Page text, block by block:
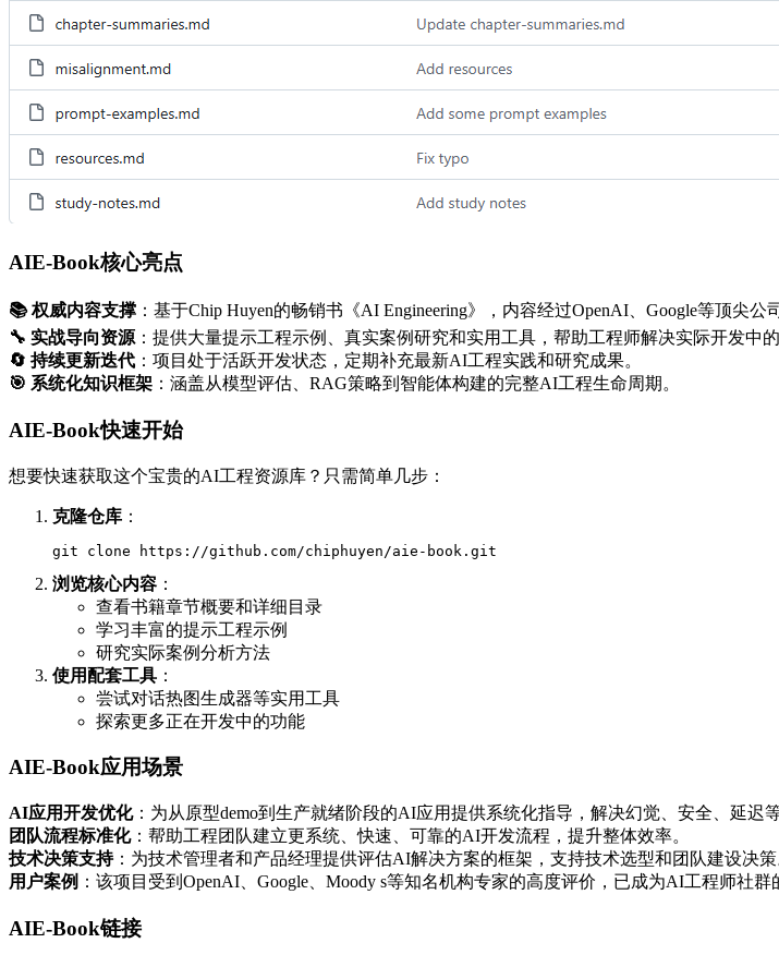
AIE-Book核心亮点
📚 权威内容支撑 ：基于Chip Huyen的畅销书《AI Engineering》，内容经过OpenAI、Google等顶尖公
🔧 实战导向资源 ：提供大量提示工程示例、真实案例研究和实用工具，帮助工程师解决实际开发中的
🔄 持续更新迭代 ：项目处于活跃开发状态，定期补充最新AI工程实践和研究成果。
🎯 系统化知识框架 ：涵盖从模型评估、RAG策略到智能体构建的完整AI工程生命周期。
AIE-Book快速开始
想要快速获取这个宝贵的AI工程资源库？只需简单几步：
克隆仓库 ：
git clone https://github.com/chiphuyen/aie-book.git
浏览核心内容 ：
查看书籍章节概要和详细目录
学习丰富的提示工程示例
研究实际案例分析方法
使用配套工具 ：
尝试对话热图生成器等实用工具
探索更多正在开发中的功能
AIE-Book应用场景
AI应用开发优化：为从原型demo到生产就绪阶段的AI应用提供系统化指导，解决幻觉、安全、延迟
团队流程标准化：帮助工程团队建立更系统、快速、可靠的AI开发流程，提升整体效率。
技术决策支持：为技术管理者和产品经理提供评估AI解决方案的框架，支持技术选型和团队建设决策
用户案例 ：该项目受到OpenAI、Google、Moody s等知名机构专家的高度评价，已成为AI工程师社群
AIE-Book链接